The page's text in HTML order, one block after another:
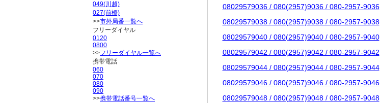
08029579036 / 080(2957)9036 / 080-2957-9036
08029579038 / 080(2957)9038 / 080-2957-9038
08029579040 / 080(2957)9040 / 080-2957-9040
08029579042 / 080(2957)9042 / 080-2957-9042
08029579044 / 080(2957)9044 / 080-2957-9044
08029579046 / 080(2957)9046 / 080-2957-9046
08029579048 / 080(2957)9048 / 080-2957-9048
049(川越)
027(前橋)
>>市外局番一覧へ
フリーダイヤル
0120
0800
>>フリーダイヤル一覧へ
携帯電話
060
070
080
090
>>携帯電話番号一覧へ